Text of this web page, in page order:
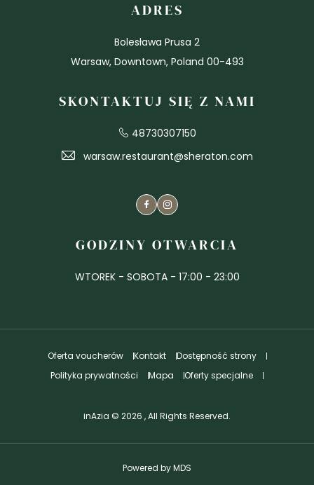
ADRES
Bolesława Prusa 2
Warsaw, Downtown, Poland 00-493
SKONTAKTUJ SIĘ Z NAMI
48730307150
warsaw.restaurant@sheraton.com
FacebookInstagram
GODZINY OTWARCIA
WTOREK - SOBOTA - 17:00 - 23:00
Oferta voucherów Kontakt
Dostępność strony
Polityka prywatności
Mapa Oferty specjalne
inAzia © 2026 , All Rights Reserved.
Powered by MDS